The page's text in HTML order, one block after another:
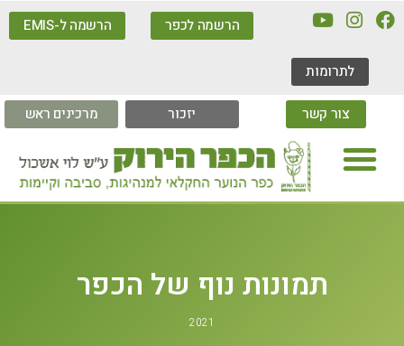
לתרומות
הרשמה לכפר הרשמה ל-EMIS
צור קשר יזכור מרכינים ראש
תמונות נוף של הכפר
2021